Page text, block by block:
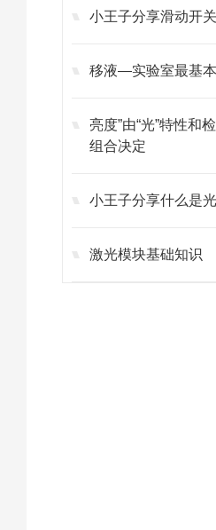
小王子分享滑动开
移液—实验室最基
亮度”由“光”特性和
组合决定
小王子分享什么是
激光模块基础知识